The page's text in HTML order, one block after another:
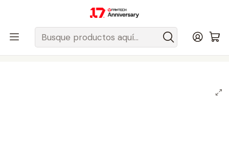
Despacho gratis a todo Chile sobre $50.000 pesos.
Fantech Esports Chile
Teclados Magnéticos
Teclados Magnéticos con Cable
MK811 ATOM HE68 White Teclado Magnético 60% 8.000 Hz